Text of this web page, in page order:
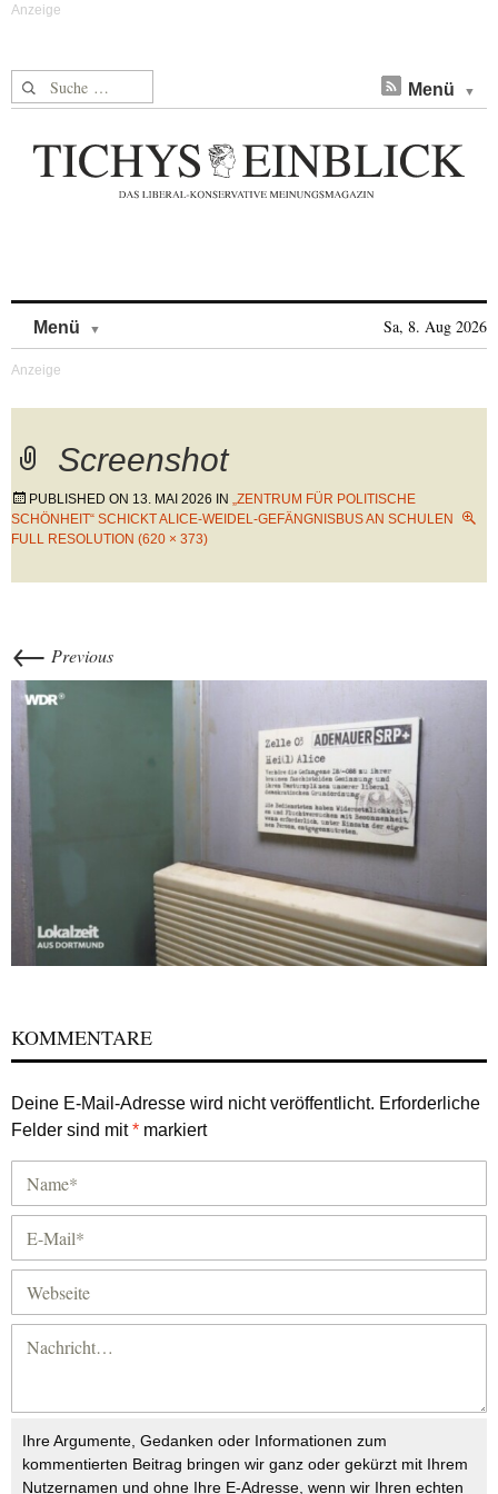
Suche nach: Menü
Menü Sa, 8. Aug 2026
Screenshot
PUBLISHED ON 13. MAI 2026 IN „ZENTRUM FÜR POLITISCHE
SCHÖNHEIT“ SCHICKT ALICE-WEIDEL-GEFÄNGNISBUS AN SCHULEN
FULL RESOLUTION (620 × 373)
← Previous
KOMMENTARE
Deine E-Mail-Adresse wird nicht veröffentlicht. Erforderliche
Felder sind mit* markiert
Ihre Argumente, Gedanken oder Informationen zum
kommentierten Beitrag bringen wir ganz oder gekürzt mit Ihrem
Nutzernamen und ohne Ihre E-Adresse, wenn wir Ihren echten